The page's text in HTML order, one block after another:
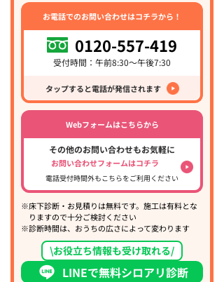
お電話でのお問い合わせはコチラから！
0120-557-419
受付時間：午前8:30～午後7:30
タップすると電話が発信されます
Webフォームはこちらから
その他のお問い合わせもお気軽に
お問い合わせフォームはコチラ
電話受付時間外もこちらをご利用ください
※床下診断・お見積りは無料です。施工は有料とな
りますので十分ご検討ください
※診断時間は、おうちの広さによって変わります
\お役立ち情報も受け取れる/
LINEで無料シロアリ診断